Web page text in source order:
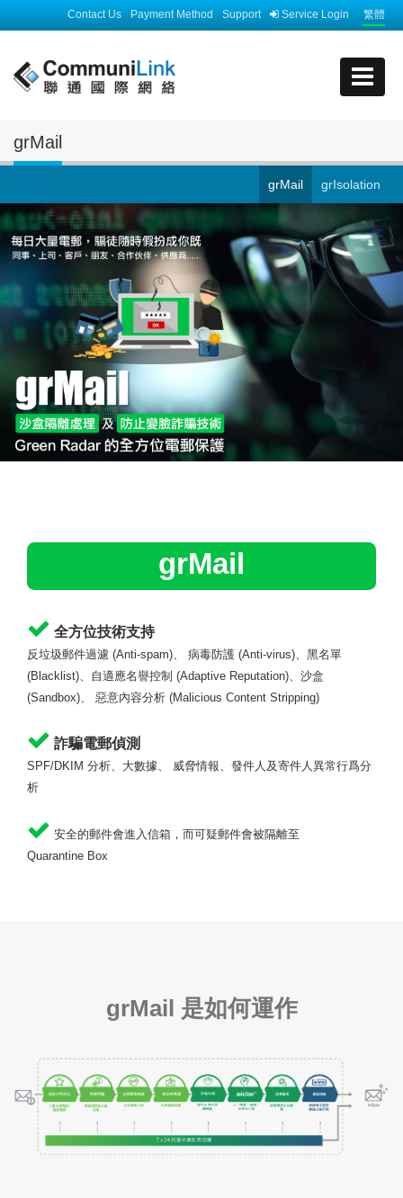
繁體
Service Login
Support
Payment Method
Contact Us
grMail
grIsolation
grMail
grMail
全方位技術支持
反垃圾郵件過濾 (Anti-spam)、 病毒防護 (Anti-virus)、黑名單
(Blacklist)、自適應名譽控制 (Adaptive Reputation)、沙盒
(Sandbox)、 惡意內容分析 (Malicious Content Stripping)
詐騙電郵偵測
SPF/DKIM 分析、大數據、 威脅情報、發件人及寄件人異常行爲分
析
安全的郵件會進入信箱，而可疑郵件會被隔離至
Quarantine Box
grMail 是如何運作